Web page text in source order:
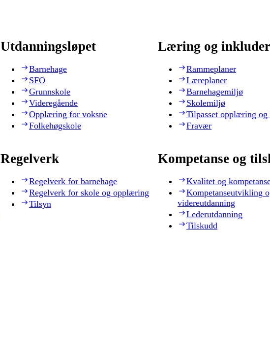
Utdanningsløpet
Barnehage
SFO
Grunnskole
Videregående
Opplæring for voksne
Folkehøgskole
Læring og
Rammeplaner
Læreplaner
Barnehagemiljø
Skolemiljø
Tilpasset opplæring
Fravær
Regelverk
Regelverk for barnehage
Regelverk for skole og opplæring
Tilsyn
Kompetanse og
Kvalitet og
Kompetanseutvikling
videreutdanning
Lederutdanning
Tilskudd